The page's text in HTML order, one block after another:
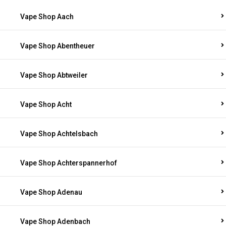
Vape Shop Aach
Vape Shop Abentheuer
Vape Shop Abtweiler
Vape Shop Acht
Vape Shop Achtelsbach
Vape Shop Achterspannerhof
Vape Shop Adenau
Vape Shop Adenbach